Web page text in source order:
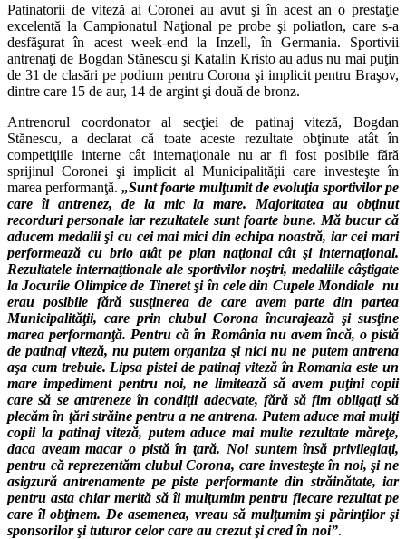
Patinatorii de viteză ai Coronei au avut şi în acest an o prestaţie
excelentă la Campionatul Naţional pe probe şi poliatlon, care s-a
desfăşurat în acest week-end la Inzell, în Germania. Sportivii
antrenaţi de Bogdan Stănescu şi Katalin Kristo au adus nu mai puţin
de 31 de clasări pe podium pentru Corona şi implicit pentru Braşov,
dintre care 15 de aur, 14 de argint şi două de bronz.
Antrenorul coordonator al secţiei de patinaj viteză, Bogdan
Stănescu, a declarat că toate aceste rezultate obţinute atât în
competiţiile interne cât internaţionale nu ar fi fost posibile fără
sprijinul Coronei şi implicit al Municipalităţii care investeşte în
marea performanţă.„Sunt foarte mulţumit de evoluţia sportivilor pe
care îi antrenez, de la mic la mare. Majoritatea au obţinut
recorduri personale iar rezultatele sunt foarte bune. Mă bucur că
aducem medalii şi cu cei mai mici din echipa noastră, iar cei mari
performează cu brio atât pe plan naţional cât şi internaţional.
Rezultatele internaţtionale ale sportivilor noştri, medaliile câştigate
la Jocurile Olimpice de Tineret şi în cele din Cupele Mondiale nu
erau posibile fără susţinerea de care avem parte din partea
Municipalităţii, care prin clubul Corona încurajează şi susţine
marea performanţă. Pentru că în România nu avem încă, o pistă
de patinaj viteză, nu putem organiza şi nici nu ne putem antrena
aşa cum trebuie. Lipsa pistei de patinaj viteză în Romania este un
mare impediment pentru noi, ne limitează să avem puţini copii
care să se antreneze în condiţii adecvate, fără să fim obligaţi să
plecăm în ţări străine pentru a ne antrena. Putem aduce mai mulţi
copii la patinaj viteză, putem aduce mai multe rezultate măreţe,
daca aveam macar o pistă în ţară. Noi suntem însă privilegiaţi,
pentru că reprezentăm clubul Corona, care investeşte în noi, şi ne
asigzură antrenamente pe piste performante din străinătate, iar
pentru asta chiar merită să îi mulţumim pentru fiecare rezultat pe
care îl obţinem. De asemenea, vreau să mulţumim şi părinţilor şi
sponsorilor şi tuturor celor care au crezut şi cred în noi”.